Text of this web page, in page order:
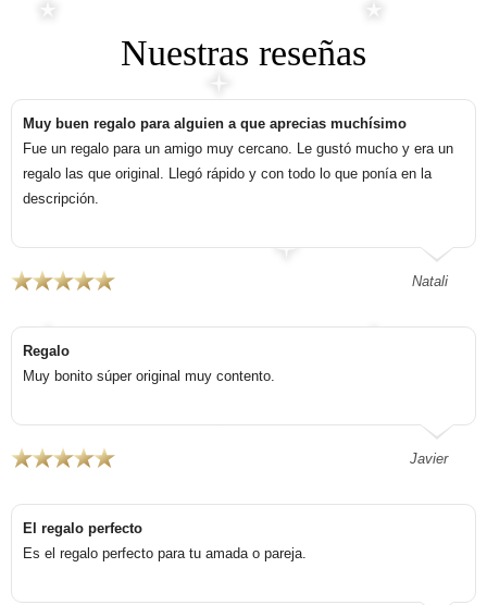
Nuestras reseñas
Muy buen regalo para alguien a que aprecias muchísimo
Fue un regalo para un amigo muy cercano. Le gustó mucho y era un
regalo las que original. Llegó rápido y con todo lo que ponía en la
descripción.
Natali
Regalo
Muy bonito súper original muy contento.
Javier
El regalo perfecto
Es el regalo perfecto para tu amada o pareja.